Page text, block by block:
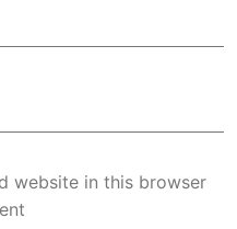
website in this browser